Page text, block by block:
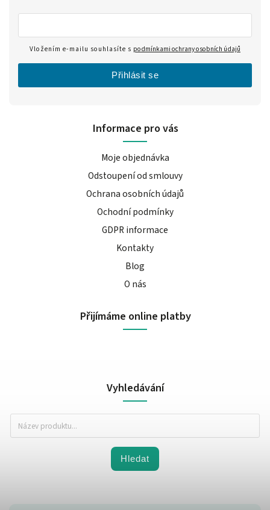
Informace pro vás
Moje objednávka
Odstoupení od smlouvy
Ochrana osobních údajů
Ochodní podmínky
GDPR informace
Kontakty
Blog
O nás
Přijímáme online platby
Vyhledávání
Hledat
Vložením e-mailu souhlasíte s podmínkami ochrany osobních údajů
Přihlásit se